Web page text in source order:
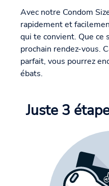
Avec notre Condom
rapidement et
qui te convient. Que ce
prochain rendez-vous.
parfait, vous pourrez
ébats.
Juste 3